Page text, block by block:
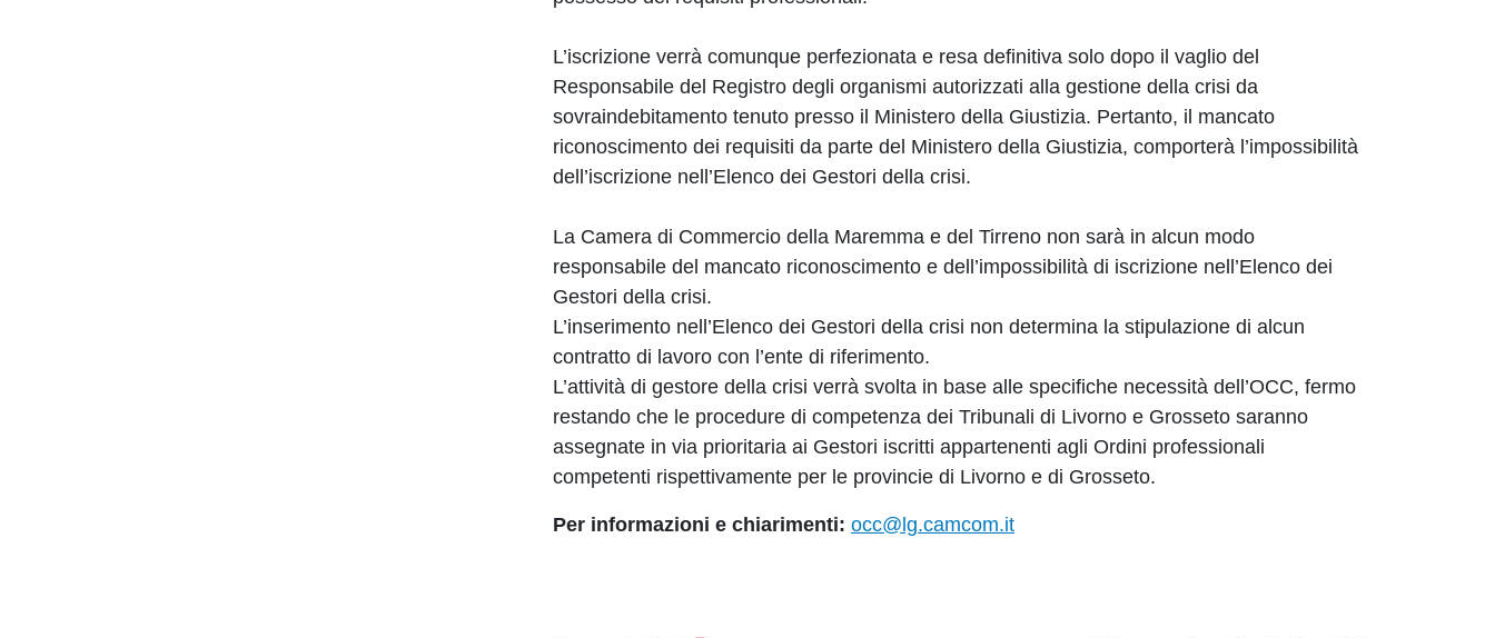
L’iscrizione verrà comunque perfezionata e resa definitiva solo dopo il vaglio del
Responsabile del Registro degli organismi autorizzati alla gestione della crisi da
sovraindebitamento tenuto presso il Ministero della Giustizia. Pertanto, il mancato
riconoscimento dei requisiti da parte del Ministero della Giustizia, comporterà l’impossibilità
dell’iscrizione nell’Elenco dei Gestori della crisi.
La Camera di Commercio della Maremma e del Tirreno non sarà in alcun modo
responsabile del mancato riconoscimento e dell’impossibilità di iscrizione nell’Elenco dei
Gestori della crisi.
L’inserimento nell’Elenco dei Gestori della crisi non determina la stipulazione di alcun
contratto di lavoro con l’ente di riferimento.
L’attività di gestore della crisi verrà svolta in base alle specifiche necessità dell’OCC, fermo
restando che le procedure di competenza dei Tribunali di Livorno e Grosseto saranno
assegnate in via prioritaria ai Gestori iscritti appartenenti agli Ordini professionali
competenti rispettivamente per le provincie di Livorno e di Grosseto.
Per informazioni e chiarimenti: occ@lg.camcom.it